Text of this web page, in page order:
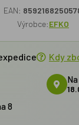
EAN:
Výrobce:EFKO
Kdy
8